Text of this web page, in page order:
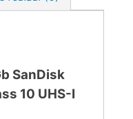
SanDisk
10 UHS-I